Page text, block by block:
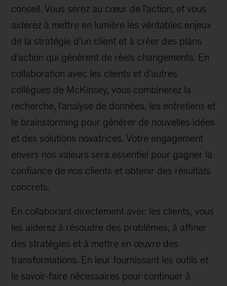
conseil. Vous serez au cœur de l’action, et vous
aiderez à mettre en lumière les véritables enjeux
de la stratégie d’un client et à créer des plans
d’action qui génèrent de réels changements. En
collaboration avec les clients et d’autres
collègues de McKinsey, vous combinerez la
recherche, l’analyse de données, les entretiens et
le brainstorming pour générer de nouvelles idées
et des solutions novatrices. Votre engagement
envers nos valeurs sera essentiel pour gagner la
confiance de nos clients et obtenir des résultats
concrets.
En collaborant directement avec les clients, vous
les aiderez à résoudre des problèmes, à affiner
des stratégies et à mettre en œuvre des
transformations. En leur fournissant les outils et
le savoir-faire nécessaires pour continuer à